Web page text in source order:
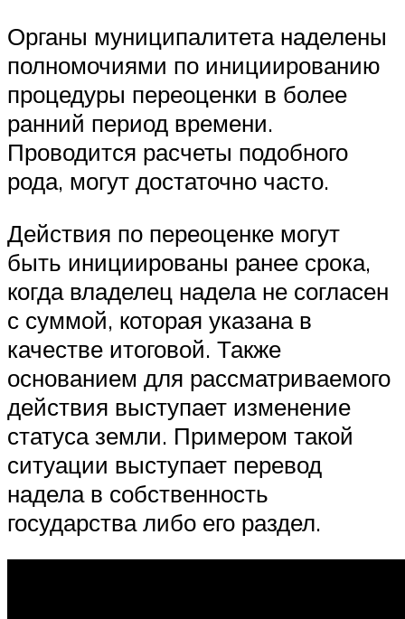
Органы муниципалитета наделены
полномочиями по инициированию
процедуры переоценки в более
ранний период времени.
Проводится расчеты подобного
рода, могут достаточно часто.
Действия по переоценке могут
быть инициированы ранее срока,
когда владелец надела не согласен
с суммой, которая указана в
качестве итоговой. Также
основанием для рассматриваемого
действия выступает изменение
статуса земли. Примером такой
ситуации выступает перевод
надела в собственность
государства либо его раздел.